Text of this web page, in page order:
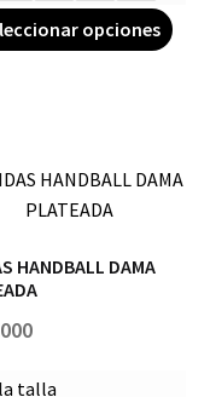
opciones
HANDBALL DAMA
talla